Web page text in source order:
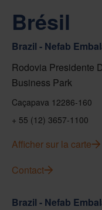
Brésil
Brazil - Nefab
Rodovia Presidente
Business Park
Caçapava 12286-160
+ 55 (12) 3657-1100
Afficher sur la carte
Contact
Brazil - Nefab